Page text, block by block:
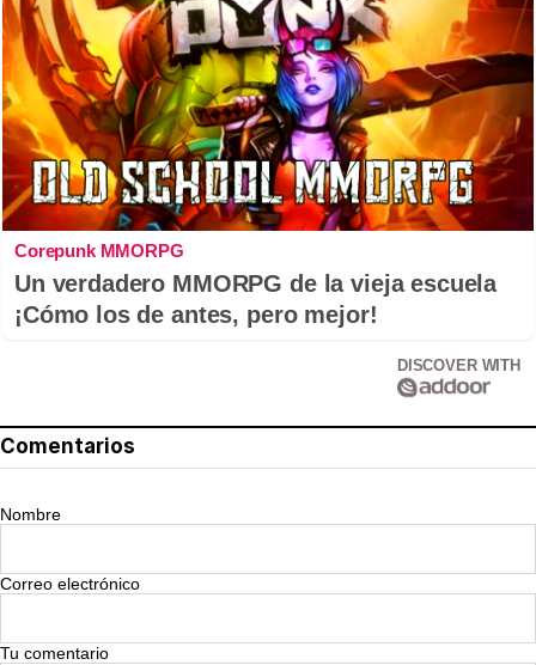
Corepunk MMORPG
Un verdadero MMORPG de la vieja escuela
¡Cómo los de antes, pero mejor!
DISCOVER WITH
Comentarios
Nombre
Correo electrónico
Tu comentario